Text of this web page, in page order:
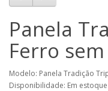
Panela
Ferro
Modelo: Panela Tradição
Disponibilidade: Em estoque